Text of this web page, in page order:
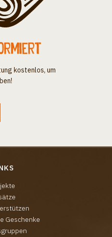
kostenlos, um
Geschenke